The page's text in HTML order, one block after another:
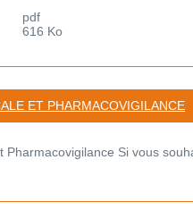
pdf
616 Ko
ET PHARMACOVIGILANCE
Pharmacovigilance Si vous